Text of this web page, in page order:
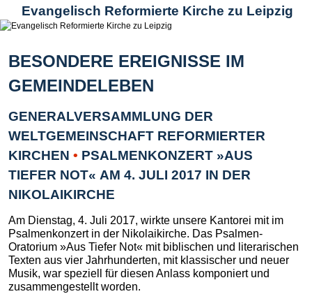
Evangelisch Reformierte Kirche zu Leipzig
BESONDERE EREIGNISSE IM
GEMEINDELEBEN
GENERALVERSAMMLUNG DER
WELTGEMEINSCHAFT REFORMIERTER
KIRCHEN • PSALMENKONZERT »AUS
TIEFER NOT« AM 4. JULI 2017 IN DER
NIKOLAIKIRCHE
Am Dienstag, 4. Juli 2017, wirkte unsere Kantorei mit im
Psalmenkonzert in der Nikolaikirche. Das Psalmen-
Oratorium »Aus Tiefer Not« mit biblischen und literarischen
Texten aus vier Jahrhunderten, mit klassischer und neuer
Musik, war speziell für diesen Anlass komponiert und
zusammengestellt worden.